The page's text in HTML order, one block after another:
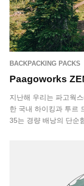
BACKPACKING PACKS
Paagoworks
지난해 우리는 파고웍
한 국내 하이킹과 투르
35는 경량 배낭의 단순